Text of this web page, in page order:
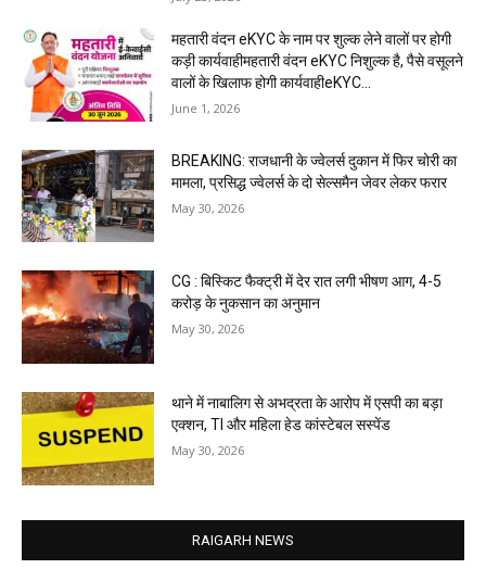
महतारी वंदन eKYC के नाम पर शुल्क लेने वालों पर होगी
कड़ी कार्यवाहीमहतारी वंदन eKYC निशुल्क है, पैसे वसूलने
वालों के खिलाफ होगी कार्यवाहीeKYC...
June 1, 2026
BREAKING: राजधानी के ज्वेलर्स दुकान में फिर चोरी का
मामला, प्रसिद्ध ज्वेलर्स के दो सेल्समैन जेवर लेकर फरार
May 30, 2026
CG : बिस्किट फैक्ट्री में देर रात लगी भीषण आग, 4-5
करोड़ के नुकसान का अनुमान
May 30, 2026
थाने में नाबालिग से अभद्रता के आरोप में एसपी का बड़ा
एक्शन, TI और महिला हेड कांस्टेबल सस्पेंड
May 30, 2026
RAIGARH NEWS